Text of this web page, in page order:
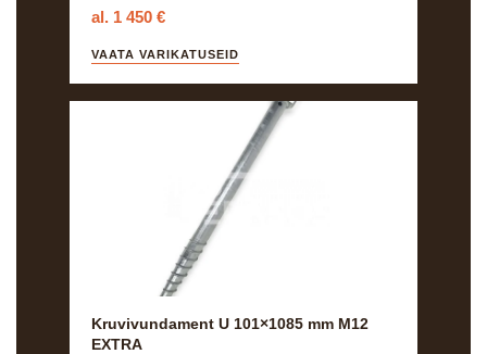
al. 1 450 €
VAATA VARIKATUSEID
Kruvivundament U 101×1085 mm M12
EXTRA